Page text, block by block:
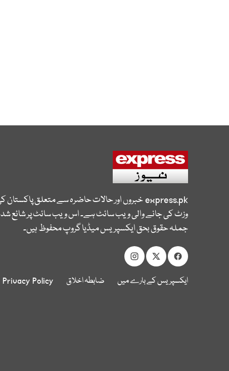
express.pkخبروں اور حالات حاضرہ سے متعلق
وزٹ کی جانے والی ویب سائٹ ہے۔ اس ویب سائٹ پر شائع
جملہ حقوق بحق ایکسپریس میڈیا گروپ محفوظ ہیں۔
ایکسپریس کے بارے میں ضابطہ اخلاق Privacy Policy